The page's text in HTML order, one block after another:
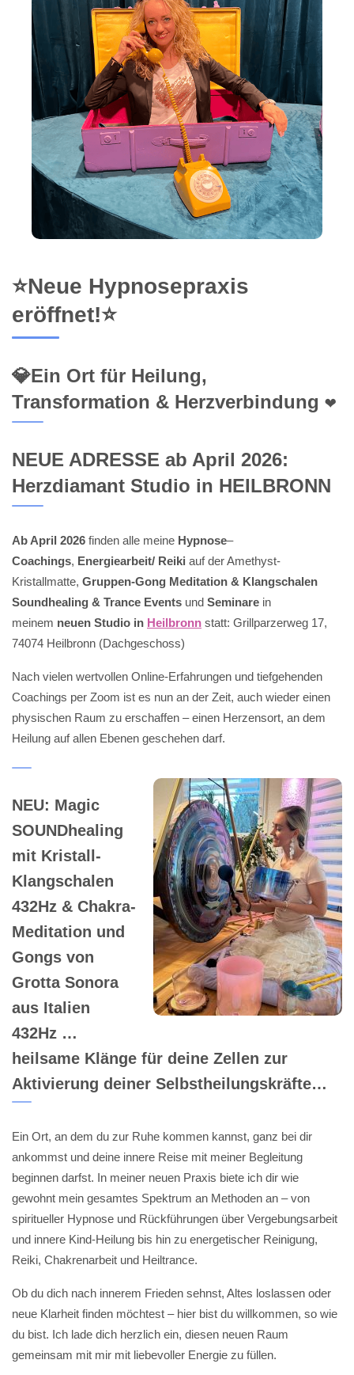
⭐Neue Hypnosepraxis
eröffnet!⭐
💎Ein Ort für Heilung,
Transformation & Herzverbindung ❤️
NEUE ADRESSE ab April 2026:
Herzdiamant Studio in HEILBRONN
Ab April 2026 finden alle meine Hypnose–
Coachings, Energiearbeit/ Reiki auf der Amethyst-
Kristallmatte, Gruppen-Gong Meditation & Klangschalen
Soundhealing & Trance Events und Seminare in
meinem neuen Studio in Heilbronn statt: Grillparzerweg 17,
74074 Heilbronn (Dachgeschoss)
Nach vielen wertvollen Online-Erfahrungen und tiefgehenden
Coachings per Zoom ist es nun an der Zeit, auch wieder einen
physischen Raum zu erschaffen – einen Herzensort, an dem
Heilung auf allen Ebenen geschehen darf.
NEU: Magic
SOUNDhealing
mit Kristall-
Klangschalen
432Hz & Chakra-
Meditation und
Gongs von
Grotta Sonora
aus Italien
432Hz …
heilsame Klänge für deine Zellen zur
Aktivierung deiner Selbstheilungskräfte…
Ein Ort, an dem du zur Ruhe kommen kannst, ganz bei dir
ankommst und deine innere Reise mit meiner Begleitung
beginnen darfst. In meiner neuen Praxis biete ich dir wie
gewohnt mein gesamtes Spektrum an Methoden an – von
spiritueller Hypnose und Rückführungen über Vergebungsarbeit
und innere Kind-Heilung bis hin zu energetischer Reinigung,
Reiki, Chakrenarbeit und Heiltrance.
Ob du dich nach innerem Frieden sehnst, Altes loslassen oder
neue Klarheit finden möchtest – hier bist du willkommen, so wie
du bist. Ich lade dich herzlich ein, diesen neuen Raum
gemeinsam mit mir mit liebevoller Energie zu füllen.